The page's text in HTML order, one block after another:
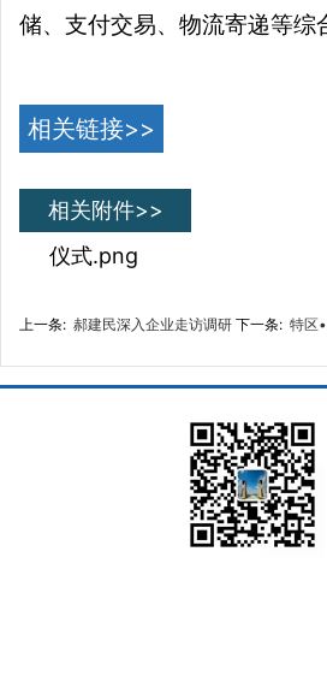
储、支付交易、物流寄递等
相关链接>>
相关附件>>
仪式.png
上一条: 郝建民深入企业走访调研 下一条: 特区